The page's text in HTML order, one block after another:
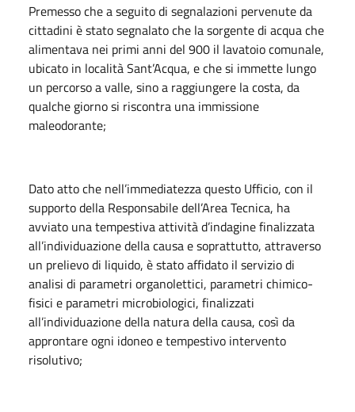
Premesso che a seguito di segnalazioni pervenute da
cittadini è stato segnalato che la sorgente di acqua che
alimentava nei primi anni del 900 il lavatoio comunale,
ubicato in località Sant’Acqua, e che si immette lungo
un percorso a valle, sino a raggiungere la costa, da
qualche giorno si riscontra una immissione
maleodorante;
Dato atto che nell’immediatezza questo Ufficio, con il
supporto della Responsabile dell’Area Tecnica, ha
avviato una tempestiva attività d’indagine finalizzata
all’individuazione della causa e soprattutto, attraverso
un prelievo di liquido, è stato affidato il servizio di
analisi di parametri organolettici, parametri chimico-
fisici e parametri microbiologici, finalizzati
all’individuazione della natura della causa, così da
approntare ogni idoneo e tempestivo intervento
risolutivo;